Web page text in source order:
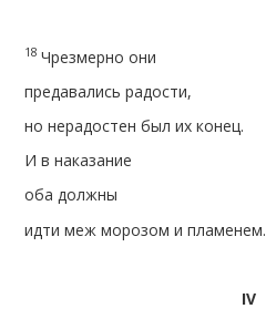
18Чрезмерно они
предавались радости,
но нерадостен был их конец.
И в наказание
оба должны
идти меж морозом и пламенем.
IV